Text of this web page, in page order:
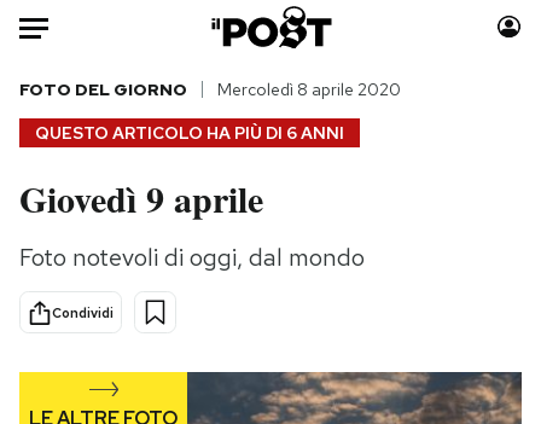
Auto
HOME
Italia
Politica
Tecnologia
Scienza
Cultura
Consumismi
Media
Europa
QUESTO ARTICOLO HA PIÙ DI 6 ANNI
FOTO DEL GIORNO Mercoledì 8 aprile 2020
Giovedì 9 aprile
Foto notevoli di oggi, dal mondo
Condividi